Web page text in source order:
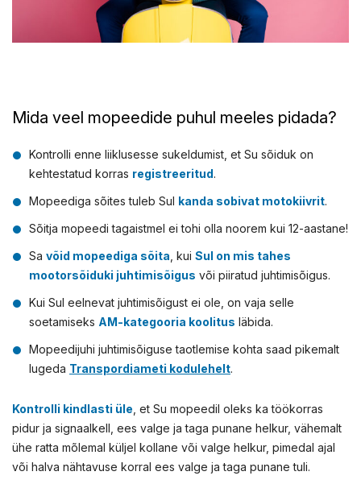
Mida veel mopeedide puhul meeles pidada?
Kontrolli enne liiklusesse sukeldumist, et Su sõiduk on
kehtestatud korras registreeritud.
Mopeediga sõites tuleb Sul kanda sobivat motokiivrit.
Sõitja mopeedi tagaistmel ei tohi olla noorem kui 12-aastane!
Sa võid mopeediga sõita , kui Sul on mis tahes
mootorsõiduki juhtimisõigus või piiratud juhtimisõigus.
Kui Sul eelnevat juhtimisõigust ei ole, on vaja selle
soetamiseks AM-kategooria koolitus läbida.
Mopeedijuhi juhtimisõiguse taotlemise kohta saad pikemalt
lugeda Transpordiameti kodulehelt.
Kontrolli kindlasti üle , et Su mopeedil oleks ka töökorras
pidur ja signaalkell, ees valge ja taga punane helkur, vähemalt
ühe ratta mõlemal küljel kollane või valge helkur, pimedal ajal
või halva nähtavuse korral ees valge ja taga punane tuli.